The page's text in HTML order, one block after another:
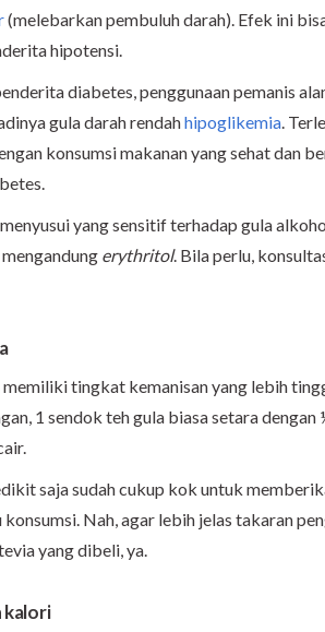
(melebarkan pembuluh darah). Efek ini
hipotensi.
diabetes, penggunaan pemanis
gula darah rendahhipoglikemia.
konsumsi makanan yang sehat dan
yang sensitif terhadap gula
erythritol. Bila perlu,
memiliki tingkat kemanisan yang lebih
1 sendok teh gula biasa setara
saja sudah cukup kok untuk
Nah, agar lebih jelas takaran
yang dibeli, ya.
kalori